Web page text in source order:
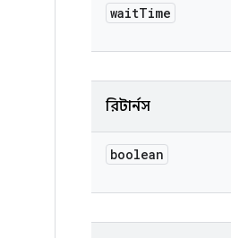
waitTime
রিটার্নস
boolean